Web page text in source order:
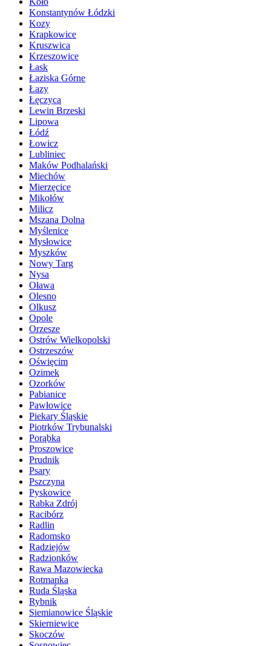
Konstantynów Łódzki
Kozy
Krapkowice
Kruszwica
Krzeszowice
Łask
Łaziska Górne
Łazy
Łęczyca
Lewin Brzeski
Lipowa
Łódź
Łowicz
Lubliniec
Maków Podhalański
Miechów
Mierzęcice
Mikołów
Milicz
Mszana Dolna
Myślenice
Mysłowice
Myszków
Nowy Targ
Nysa
Oława
Olesno
Olkusz
Opole
Orzesze
Ostrów Wielkopolski
Ostrzeszów
Oświęcim
Ozimek
Ozorków
Pabianice
Pawłowice
Piekary Śląskie
Piotrków Trybunalski
Porąbka
Proszowice
Prudnik
Psary
Pszczyna
Pyskowice
Rabka Zdrój
Racibórz
Radlin
Radomsko
Radziejów
Radzionków
Rawa Mazowiecka
Rotmanka
Ruda Śląska
Rybnik
Siemianowice Śląskie
Skierniewice
Skoczów